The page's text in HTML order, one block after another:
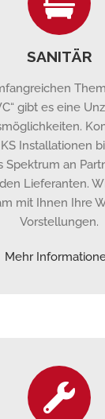
SANITÄR
gibt es eine
Installationen
Spektrum an
Lieferanten.
mit Ihnen Ihre
Vorstellungen.
Mehr